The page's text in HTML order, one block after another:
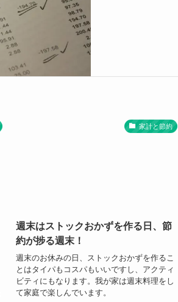
家計と節約
週末はストックおかずを作る日、節
約が捗る週末！
週末のお休みの日、ストックおかずを作るこ
とはタイパもコスパもいいですし、アクティ
ビティにもなります。我が家は週末料理をし
て家庭で楽しんでいます。